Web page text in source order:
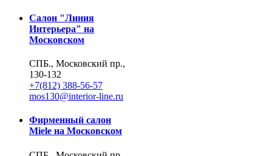
Салон "Линия
Интерьера" на
Московском
СПБ., Московский пр.,
130-132
+7(812) 388-56-57
mos130@interior-line.ru
Фирменный салон
Miele на Московском